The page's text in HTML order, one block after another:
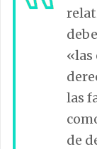
«las
las
de